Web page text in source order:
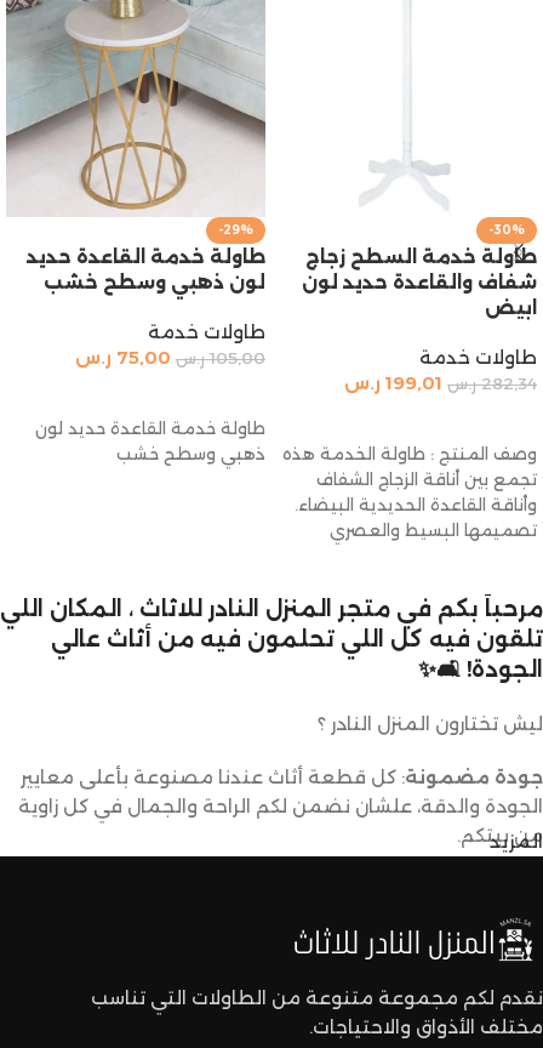
-30%
طاولة خدمة السطح زجاج
شفاف والقاعدة حديد لون
ابيض
طاولات خدمة
282,34 ر.س 199,01 ر.س
وصف المنتج : طاولة الخدمة هذه
تجمع بين أناقة الزجاج الشفاف
وأناقة القاعدة الحديدية البيضاء.
تصميمها البسيط والعصري
-29%
طاولة خدمة القاعدة حديد
لون ذهبي وسطح خشب
طاولات خدمة
105,00 ر.س 75,00 ر.س
طاولة خدمة القاعدة حديد لون
ذهبي وسطح خشب
مرحباً بكم في متجر المنزل النادر للاثاث ، المكان اللي
تلقون فيه كل اللي تحلمون فيه من أثاث عالي
الجودة! 🛋️✨
ليش تختارون المنزل النادر ؟
جودة مضمونة: كل قطعة أثاث عندنا مصنوعة بأعلى معايير
الجودة والدقة، علشان نضمن لكم الراحة والجمال في كل زاوية
من بيتكم.
الأذواق والديكورات. ما راح تحتاجون تدورون كثير علشان تلقون
اللي يعجبكم.
أسعار تنافسية : نقدم لكم أفضل الأسعار في السوق بدون ما
المزيد
نقدم لكم مجموعة متنوعة من الطاولات التي تناسب
مختلف الأذواق والاحتياجات.